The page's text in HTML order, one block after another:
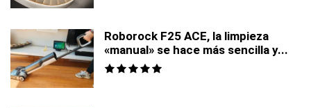
Roborock F25 ACE, la limpieza
«manual» se hace más sencilla y...